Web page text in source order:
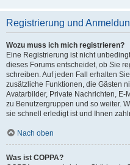
Registrierung und
Wozu muss ich mich registrieren?
Eine Registrierung ist nicht
dieses Forums entscheidet, ob Sie
schreiben. Auf jeden Fall erhalten
zusätzliche Funktionen, die Gästen
Avatarbilder, Private Nachrichten,
zu Benutzergruppen und so weiter.
sie schnell erledigt ist und Ihnen
Nach oben
Was ist COPPA?